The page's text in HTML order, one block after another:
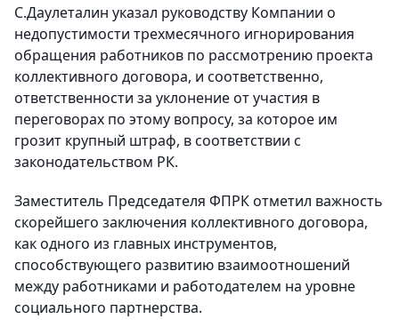
С.Даулеталин указал руководству Компании о
недопустимости трехмесячного игнорирования
обращения работников по рассмотрению проекта
коллективного договора, и соответственно,
ответственности за уклонение от участия в
переговорах по этому вопросу, за которое им
грозит крупный штраф, в соответствии с
законодательством РК.
Заместитель Председателя ФПРК отметил важность
скорейшего заключения коллективного договора,
как одного из главных инструментов,
способствующего развитию взаимоотношений
между работниками и работодателем на уровне
социального партнерства.